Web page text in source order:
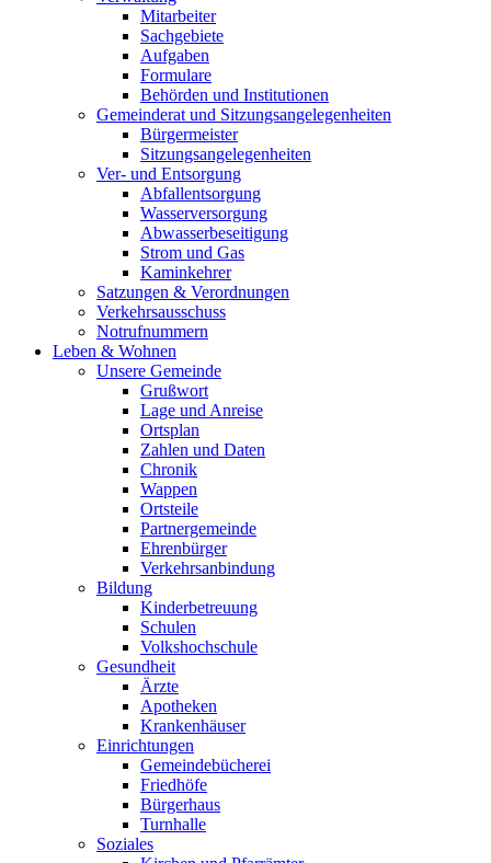
Mitarbeiter
Sachgebiete
Aufgaben
Formulare
Behörden und Institutionen
Gemeinderat und Sitzungsangelegenheiten
Bürgermeister
Sitzungsangelegenheiten
Ver- und Entsorgung
Abfallentsorgung
Wasserversorgung
Abwasserbeseitigung
Strom und Gas
Kaminkehrer
Satzungen & Verordnungen
Verkehrsausschuss
Notrufnummern
Leben & Wohnen
Unsere Gemeinde
Grußwort
Lage und Anreise
Ortsplan
Zahlen und Daten
Chronik
Wappen
Ortsteile
Partnergemeinde
Ehrenbürger
Verkehrsanbindung
Bildung
Kinderbetreuung
Schulen
Volkshochschule
Gesundheit
Ärzte
Apotheken
Krankenhäuser
Einrichtungen
Gemeindebücherei
Friedhöfe
Bürgerhaus
Turnhalle
Soziales